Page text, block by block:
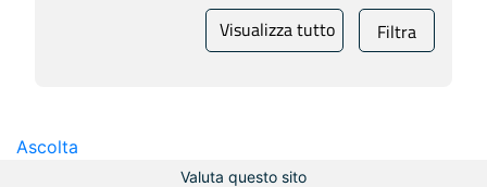
Visualizza tutto Filtra
Ascolta
Valuta questo sito